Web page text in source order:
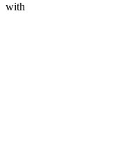
with